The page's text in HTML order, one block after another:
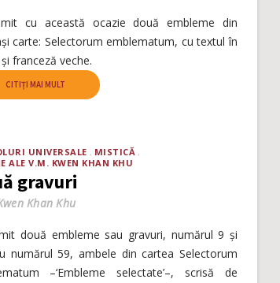
cu această ocazie două embleme din
carte: Selectorum emblematum, cu textul în
franceză veche.
CITIȚI MAI MULT
UNIVERSALE
MISTICĂ
ALE V.M. KWEN KHAN KHU
gravuri
Khan Khu
două embleme sau gravuri, numărul 9 și
numărul 59, ambele din cartea Selectorum
–‘Embleme selectate’–, scrisă de